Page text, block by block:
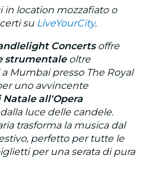
in location mozzafiato o
su LiveYourCity.
Concertsoffre
strumentale oltre
Mumbai presso The Royal
uno avvincente
all'Opera
luce delle candele.
trasforma la musica dal
perfetto per tutte le
per una serata di pura